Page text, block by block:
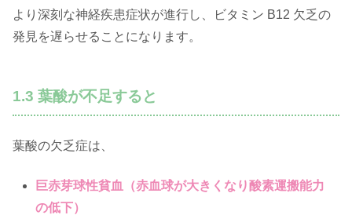
より深刻な神経疾患症状が進行し、ビタミン B12 欠乏の
発見を遅らせることになります。
1.3 葉酸が不足すると
葉酸の欠乏症は、
巨赤芽球性貧血（赤血球が大きくなり酸素運搬能力
の低下）